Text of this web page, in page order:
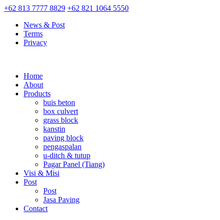
+62 813 7777 8829 +62 821 1064 5550
News & Post
Terms
Privacy
Home
About
Products
buis beton
box culvert
grass block
kanstin
paving block
pengaspalan
u-ditch & tutup
Pagar Panel (Tiang)
Visi & Misi
Post
Post
Jasa Paving
Contact